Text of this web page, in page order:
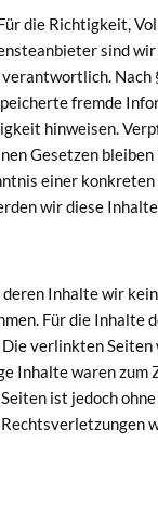
die Richtigkeit,
sind
Nach
fremde
hinweisen.
Gesetzen
einer
wir diese
Inhalte wir
Für die
verlinkten Seiten
Inhalte waren zum
ist jedoch